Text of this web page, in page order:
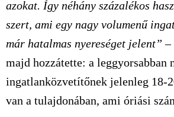
azokat. Így néhány százalékos
szert, ami egy nagy volumenű
már hatalmas nyereséget jelent” –
majd hozzátette: a leggyorsabban
ingatlanközvetítőnek jelenleg 18-
van a tulajdonában, ami óriási